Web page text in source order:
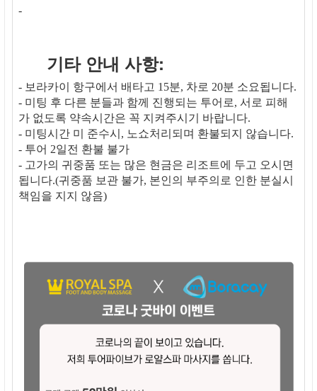
-
기타 안내 사항:
- 보라카이 항구에서 배타고 15분, 차로 20분 소요됩니다.
- 미팅 후 다른 분들과 함께 진행되는 투어로, 서로 피해
가 없도록 약속시간은 꼭 지켜주시기 바랍니다.
- 미팅시간 미 준수시, 노쇼처리되며 환불되지 않습니다.
- 투어 2일전 환불 불가
- 고가의 귀중품 또는 많은 현금은 리조트에 두고 오시면
됩니다.(귀중품 보관 불가, 본인의 부주의로 인한 분실시
책임을 지지 않음)